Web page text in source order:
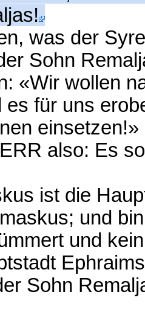
was der
Sohn
«Wir wollen
es für uns
einsetzen!»
also: Es
ist die
und
und
Sohn